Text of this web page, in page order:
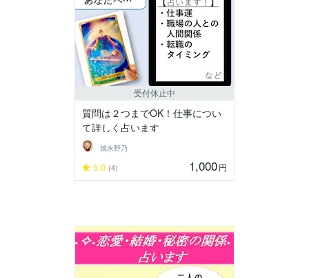
受付休止中
質問は２つまでOK！仕事につい
て詳しく占います
德永野乃
5.0 (4) 1,000円